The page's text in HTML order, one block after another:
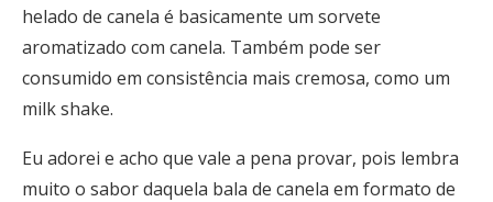
helado de canela é basicamente um sorvete
aromatizado com canela. Também pode ser
consumido em consistência mais cremosa, como um
milk shake.
Eu adorei e acho que vale a pena provar, pois lembra
muito o sabor daquela bala de canela em formato de